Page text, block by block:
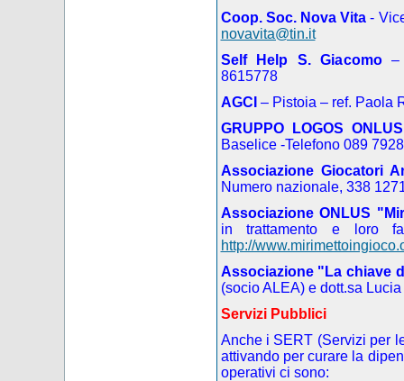
Coop. Soc. Nova Vita-
novavita@tin.it
Self Help S. Giacomo–
8615778
AGCI – Pistoia – ref. Paola
GRUPPO LOGOS
Baselice -Telefono 089
Associazione Giocatori
Numero nazionale, 338
Associazione ONLUS
in trattamento e loro
http://
Associazione "La chiave
(socio ALEA) e dott.sa
Servizi Pubblici
Anche i SERT (Servizi per
attivando per curare la
operativi ci sono: